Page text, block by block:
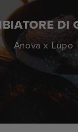
DI
Anova x Lupo